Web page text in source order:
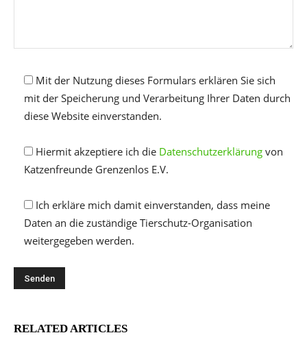
Mit der Nutzung dieses Formulars erklären Sie sich
mit der Speicherung und Verarbeitung Ihrer Daten durch
diese Website einverstanden.
Hiermit akzeptiere ich die Datenschutzerklärung von
Katzenfreunde Grenzenlos E.V.
Ich erkläre mich damit einverstanden, dass meine
Daten an die zuständige Tierschutz-Organisation
weitergegeben werden.
RELATED ARTICLES